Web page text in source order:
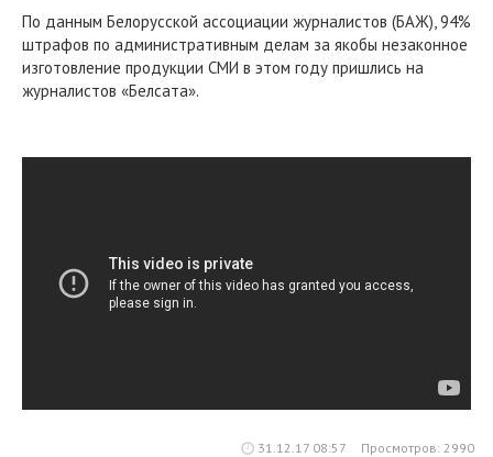
По данным Белорусской ассоциации журналистов (БАЖ), 94%
штрафов по административным делам за якобы незаконное
изготовление продукции СМИ в этом году пришлись на
журналистов «Белсата».
31.12.17 08:57 Просмотров: 2990